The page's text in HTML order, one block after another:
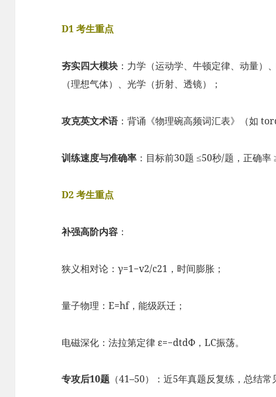
D1 考生重点
夯实四大模块 ：力学（运动学、牛顿定律、动量）
（理想气体）、光学（折射、透镜）；
攻克英文术语：背诵《物理碗高频词汇表》（如
训练速度与准确率 ：目标前30题 ≤50秒/题，正确率
D2 考生重点
补强高阶内容 ：
狭义相对论：γ=1−v2/c21 ，时间膨胀；
量子物理：E=hf，能级跃迁；
电磁深化：法拉第定律 ε=−dtdΦ ，LC振荡。
专攻后10题 （41–50）：近5年真题反复练，总结常